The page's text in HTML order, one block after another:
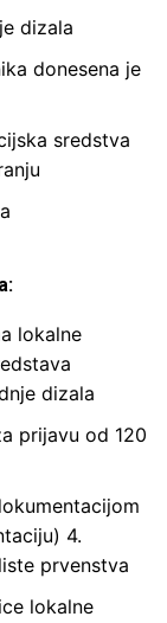
dizala
donesena je
sredstva
lokalne
dizala
prijavu od 120
4.
prvenstva
lokalne